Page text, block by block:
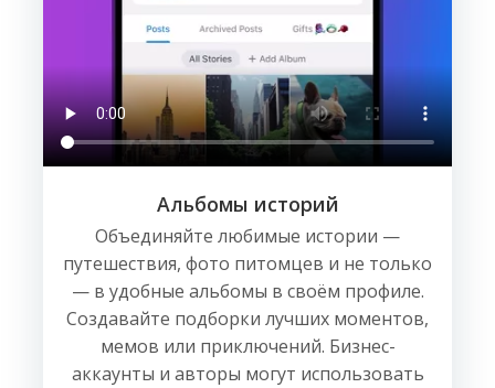
Альбомы историй
Объединяйте любимые истории —
путешествия, фото питомцев и не только
— в удобные альбомы в своём профиле.
Создавайте подборки лучших моментов,
мемов или приключений. Бизнес-
аккаунты и авторы могут использовать